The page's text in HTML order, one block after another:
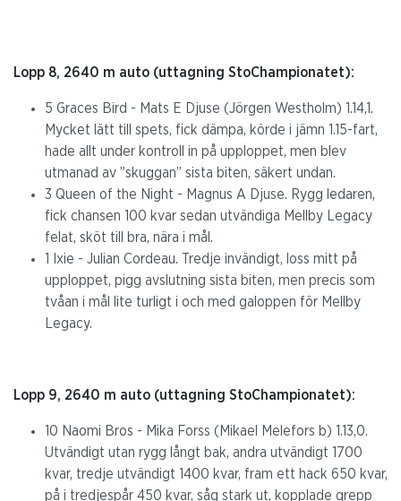
Lopp 8, 2640 m auto (uttagning StoChampionatet):
5 Graces Bird - Mats E Djuse (Jörgen Westholm) 1.14,1.
Mycket lätt till spets, fick dämpa, körde i jämn 1.15-fart,
hade allt under kontroll in på upploppet, men blev
utmanad av ”skuggan” sista biten, säkert undan.
3 Queen of the Night - Magnus A Djuse. Rygg ledaren,
fick chansen 100 kvar sedan utvändiga Mellby Legacy
felat, sköt till bra, nära i mål.
1 Ixie - Julian Cordeau. Tredje invändigt, loss mitt på
upploppet, pigg avslutning sista biten, men precis som
tvåan i mål lite turligt i och med galoppen för Mellby
Legacy.
Lopp 9, 2640 m auto (uttagning StoChampionatet):
10 Naomi Bros - Mika Forss (Mikael Melefors b) 1.13,0.
Utvändigt utan rygg långt bak, andra utvändigt 1700
kvar, tredje utvändigt 1400 kvar, fram ett hack 650 kvar,
på i tredjespår 450 kvar, såg stark ut, kopplade grepp